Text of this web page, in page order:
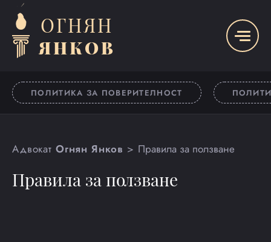
ОГНЯН
ЯНКОВ
ПОЛИТИКА ЗА ПОВЕРИТЕЛНОСТ
Адвокат Огнян Янков Правила за ползване
Правила за ползване